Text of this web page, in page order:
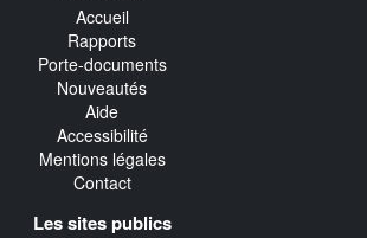
Accueil
Rapports
Porte-documents
Nouveautés
Aide
Accessibilité
Mentions légales
Contact
Les sites publics